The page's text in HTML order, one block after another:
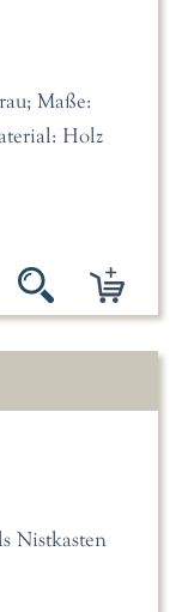
Maße:
Holz
Nistkasten